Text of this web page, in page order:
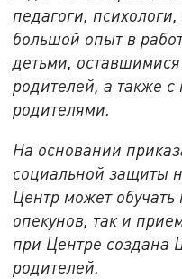
педагоги,
большой опыт в
детьми,
родителей, а также
родителями.
На основании
социальной защиты
Центр может
опекунов, так и
при Центре создана
родителей.